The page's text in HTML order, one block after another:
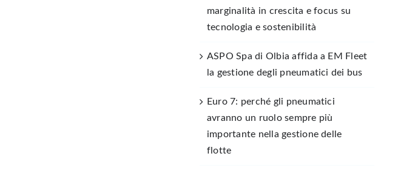
marginalità in crescita e focus su
tecnologia e sostenibilità
ASPO Spa di Olbia affida a EM Fleet
la gestione degli pneumatici dei bus
Euro 7: perché gli pneumatici
avranno un ruolo sempre più
importante nella gestione delle
flotte